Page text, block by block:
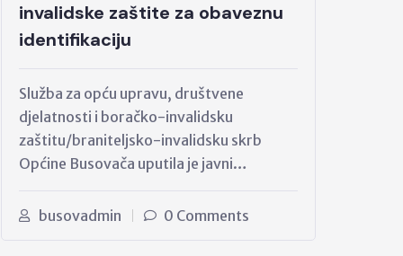
invalidske zaštite za obaveznu
identifikaciju
Služba za opću upravu, društvene
djelatnosti i boračko-invalidsku
zaštitu/braniteljsko-invalidsku skrb
Općine Busovača uputila je javni…
busovadmin 0 Comments